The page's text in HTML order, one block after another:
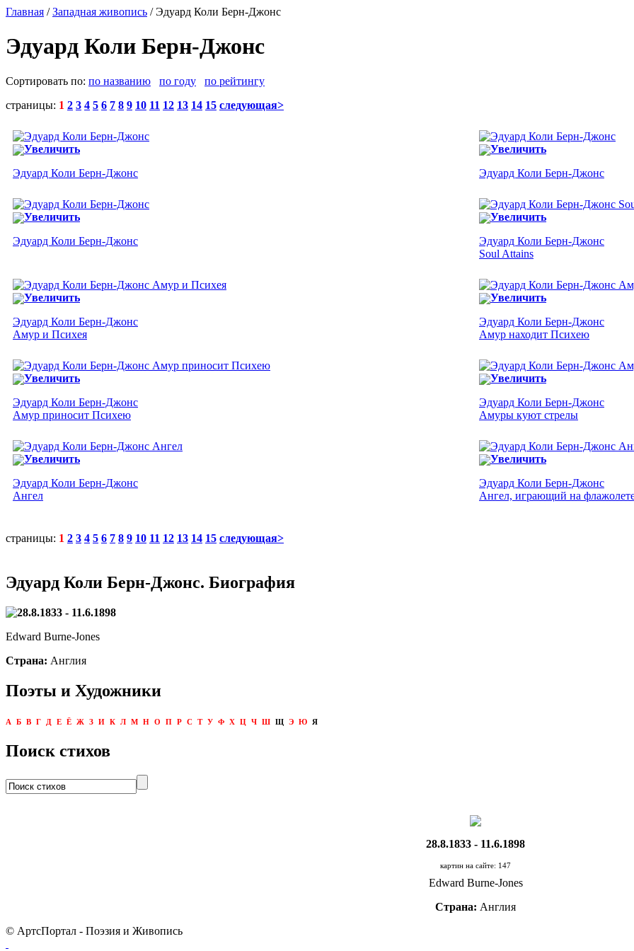
Главная /Западная живопись / Эдуард Коли Берн-Джонс
Эдуард Коли Берн-Джонс
Сортировать по: по названию по году
по рейтингу
страницы: 1 2 3 4 5 6 7 8 9 10 11 12 13 14 15 следующая>
Увеличить
Эдуард Коли Берн-Джонс
Увеличить
Эдуард Коли Берн-Джонс
Увеличить
Эдуард Коли Берн-Джонс
Увеличить
Эдуард Коли Берн-Джонс
Soul Attains
Увеличить
Эдуард Коли Берн-Джонс
Амур и Психея
Увеличить
Эдуард Коли Берн-Джонс
Амур находит Психею
Увеличить
Эдуард Коли Берн-Джонс
Амур приносит Психею
Увеличить
Эдуард Коли Берн-Джонс
Амуры куют стрелы
Увеличить
Эдуард Коли Берн-Джонс
Ангел
Увеличить
Эдуард Коли Берн-Джонс
Ангел, играющий на
страницы: 1 2 3 4 5 6 7 8 9 10 11 12 13 14 15 следующая>
Эдуард Коли Берн-Джонс. Биография
28.8.1833 - 11.6.1898
Edward Burne-Jones
Страна: Англия
Поэты и Художники
А Б В Г Д Е Ё Ж З И К Л М Н О П Р С Т У Ф Х Ц Ч Ш Щ Э Ю Я
Поиск стихов
28.8.1833 - 11.6.1898
картин на сайте: 147
Edward Burne-Jones
Страна: Англия
© АртсПортал - Поэзия и Живопись